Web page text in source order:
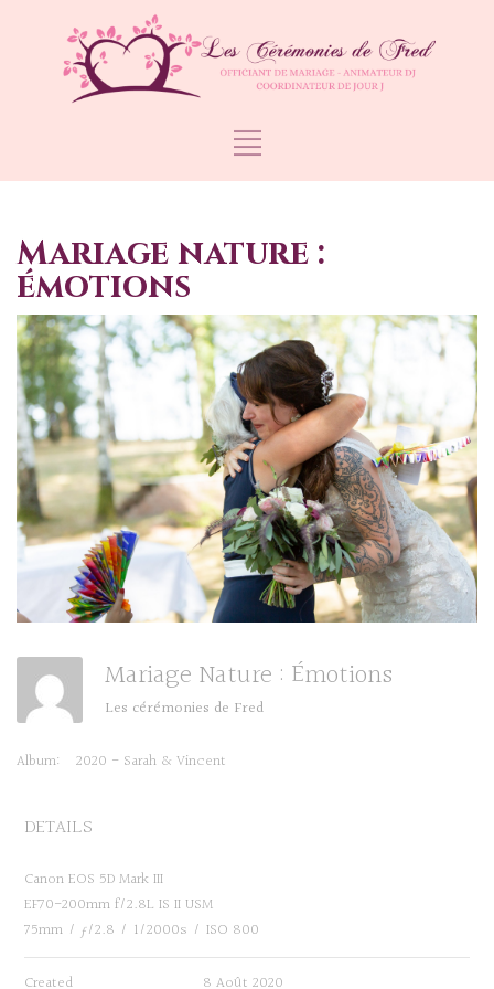
Mariage nature :
émotions
Mariage Nature : Émotions
Les cérémonies de Fred
Album: 2020 - Sarah & Vincent
DETAILS
Canon EOS 5D Mark III
EF70-200mm f/2.8L IS II USM
75mm / ƒ/2.8 / 1/2000s / ISO 800
Created 8 Août 2020